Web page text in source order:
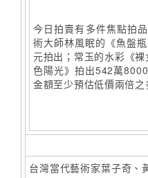
今日拍賣有多件焦點拍
術大師林風眠的《魚盤
元拍出；常玉的水彩《
色陽光》拍出542萬
金額至少預估低價兩倍之
台灣當代藝術家葉子奇、